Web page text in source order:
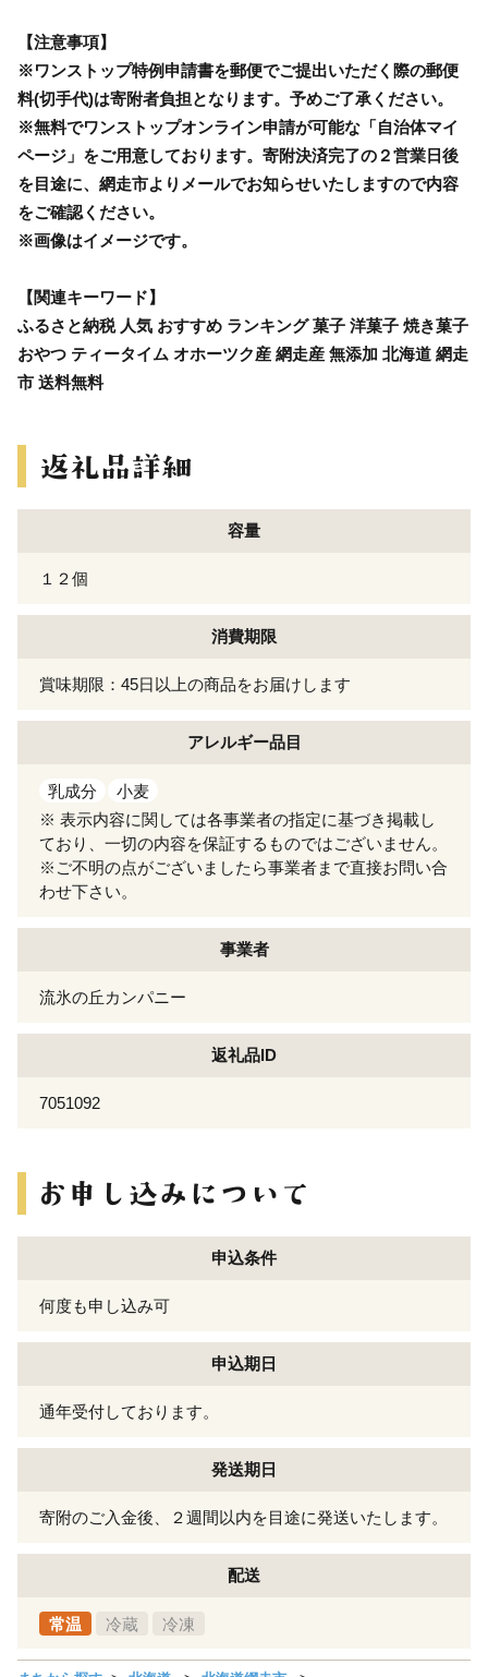
【注意事項】
※ワンストップ特例申請書を郵便でご提出いただく際の郵便
料(切手代)は寄附者負担となります。予めご了承ください。
※無料でワンストップオンライン申請が可能な「自治体マイ
ページ」をご用意しております。寄附決済完了の２営業日後
を目途に、網走市よりメールでお知らせいたしますので内容
をご確認ください。
※画像はイメージです。
【関連キーワード】
ふるさと納税 人気 おすすめ ランキング 菓子 洋菓子 焼き菓子
おやつ ティータイム オホーツク産 網走産 無添加 北海道 網走
市 送料無料
容量
１２個
消費期限
賞味期限：45日以上の商品をお届けします
アレルギー品目
乳成分
小麦
※ 表示内容に関しては各事業者の指定に基づき掲載し
ており、一切の内容を保証するものではございません。
※ご不明の点がございましたら事業者まで直接お問い合
わせ下さい。
事業者
流氷の丘カンパニー
返礼品ID
7051092
申込条件
何度も申し込み可
申込期日
通年受付しております。
発送期日
寄附のご入金後、２週間以内を目途に発送いたします。
配送
常温 冷蔵 冷凍